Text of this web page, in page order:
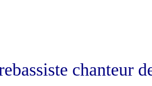
chanteur